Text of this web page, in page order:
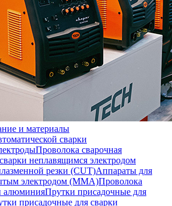
и материалы
сварки
Проволока сварочная
неплавящимся электродом
резки (CUT)Аппараты для
электродом (MMA)Проволока
алюминияПрутки присадочные для
присадочные для сварки